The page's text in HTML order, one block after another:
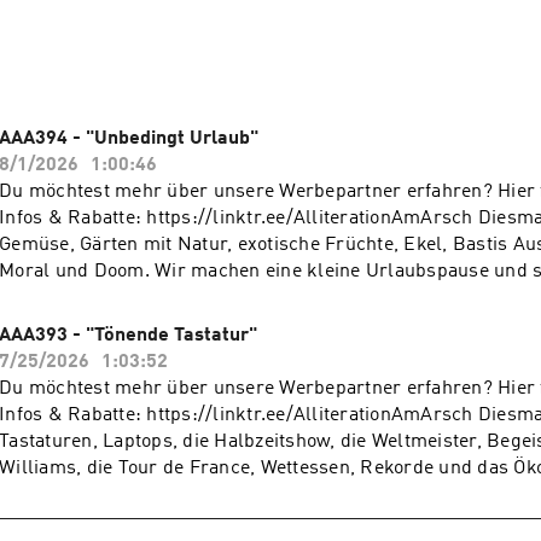
teilhaben zu lassen.
in diesem Podcast schalten? Dann erfahre hier mehr
bei Seven.One Audio: https://www.seven.one/portfolio/
über unsere Werbepartner erfahren? Hier findest du alle
AAA394 - "Unbedingt Urlaub"
8/1/2026
1:00:46
Du möchtest mehr über unsere Werbepartner erfahren?
Infos & Rabatte: https://linktr.ee/AlliterationAmArsch Diesmal geht es um
Gemüse, Gärten mit Natur, exotische Früchte, Ekel, Bastis
Moral und Doom. Wir machen eine kleine Urlaubspause und sind ab dem
der Bettdecke lassen, wir sehen alles! Du möchtest Werbung in diesem Podcast
schalten? Dann erfahre hier mehr über die
Audio: https://www.seven.one/portfolio/sevenone-audio
AAA393 - "Tönende Tastatur"
7/25/2026
1:03:52
Du möchtest mehr über unsere Werbepartner erfahren?
Infos & Rabatte: https://linktr.ee/AlliterationAmArsch Diesmal geht es um
Tastaturen, Laptops, die Halbzeitshow, die Weltmeister,
Williams, die Tour de France, Wettessen, Rekorde und das
erfahre hier mehr über die Werbemöglichkeiten bei